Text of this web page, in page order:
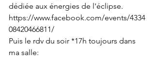
dédiée aux énergies de l'éclipse.
https://www.facebook.com/events/4334
08420466811/
Puis le rdv du soir *17h toujours dans
ma salle: